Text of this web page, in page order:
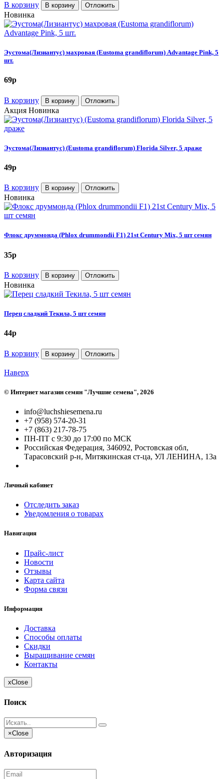
В корзину В корзину Отложить
Новинка
Эустома(Лизиантус) махровая (Eustoma grandiflorum) Advantage Pink, 5
шт.
69p
В корзину В корзину Отложить
Акция Новинка
Эустома(Лизиантус) (Eustoma grandiflorum) Florida Silver, 5 драже
49p
В корзину В корзину Отложить
Новинка
Флокс друммонда (Phlox drummondii F1) 21st Century Mix, 5 шт семян
35p
В корзину В корзину Отложить
Новинка
Перец сладкий Текила, 5 шт семян
44p
В корзину В корзину Отложить
Наверх
© Интернет магазин семян "Лучшие семена", 2026
info@luchshiesemena.ru
+7 (958) 574-20-31
+7 (863) 217-78-75
ПН-ПТ с 9:30 до 17:00 по МСК
Российская Федерация, 346092, Ростовская обл,
Тарасовский р-н, Митякинская ст-ца, УЛ ЛЕНИНА, 13а
Личный кабинет
Отследить заказ
Уведомления о товарах
Навигация
Прайс-лист
Новости
Отзывы
Карта сайта
Форма связи
Информация
Доставка
Способы оплаты
Скидки
Выращивание семян
Контакты
xClose
Поиск
×Close
Авторизация